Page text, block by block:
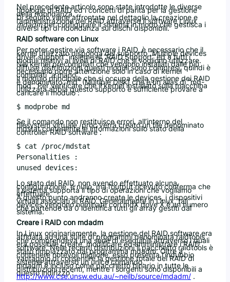
Nel precedente articolo sono state introdotte le diverse
tipologie di RAID ed i concetti di parità per la gestione
della ridondanza.
Di seguito viene affrontata nel dettaglio la creazione e
l’amministrazione dei RAID attraverso il software Linux
mdadmper configurare il sistema in modo che gestisca i
diversi tipi di ridondanza sui dischi disponibili.
RAID software con Linux
Per poter gestire via software i RAID, è necessario che il
kernel utilizzato disponga del supporto “Multiple devices
driver support” insieme al “RAID Support” ed a tutti i
moduli relativi ai livelli di RAID che si vogliono utilizzare.
Nei kernel precompilati che vengono installati dalle più
diffuse distribuzioni questi moduli sono compresi, quindi è
necessario porre attenzione solo in caso di kernel
compilati “a mano”.
Il modulo principale che si occupa della gestione dei RAID
è denominato “md” (Multiple Disk) che è un alias di “md-
mod”. Per verificare che il kernel installato sulla macchina
utilizzata abbia questo supporto è sufficiente provare a
caricare il modulo :
Se il comando non restituisce errori, all’interno del
filesystem virtuale /proc verrà creato un file denominato
mdstat contenente le informazioni sullo stato della
controller RAID software :
$ cat /proc/mdstat
Personalities :
unused devices:
Lo stato del RAID, non avendo effettuato alcuna
configurazione, è nullo, ma l’output ricevuto conferma che
il sistema supporta il tipo di operazioni che vogliamo
effettuare.
A questo punto andranno create le devices, i dispositivi
virtuali associati ai RAID. Generalmente in Linux, tali
devices vengono nominate con mdX dove X è un numero
che partendo da 0 identifica tutti gli array gestiti dal
sistema.
Creare i RAID con mdadm
In Linux originariamente, la gestione del RAID software era
affidata ad una suite di programmi denominata raidtools
che comprendeva una serie di eseguibili attraverso i quali
era possibile creare, modificare ed amministrare i RAID
software. Nelle recenti distribuzioni il pacchetto raidtools è
stato rimpiazzato dal programma mdadm. Oltre a
contenere notevoli migliorie, esso presenta l’indubbio
vantaggio di consentire la gestione totale dei RAID di
sistema attraverso un unico comando.
mdadm è incluso come pacchetto binario in tutte le
distribuzioni recenti, mentre i sorgenti sono disponibili a
questo indirizzo :
http://www.cse.unsw.edu.au/~neilb/source/mdadm/ .